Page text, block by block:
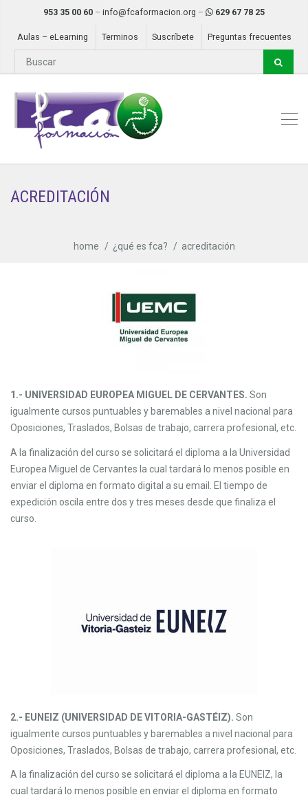
953 35 00 60 – info@fcaformacion.org – 629 67 78 25
Aulas – eLearning Terminos Suscríbete Preguntas frecuentes
ACREDITACIÓN
home ¿qué es fca? acreditación
1.- UNIVERSIDAD EUROPEA MIGUEL DE CERVANTES. Son
igualmente cursos puntuables y baremables a nivel nacional para
Oposiciones, Traslados, Bolsas de trabajo, carrera profesional, etc.
A la finalización del curso se solicitará el diploma a la Universidad
Europea Miguel de Cervantes la cual tardará lo menos posible en
enviar el diploma en formato digital a su email. El tiempo de
expedición oscila entre dos y tres meses desde que finaliza el
curso.
2.- EUNEIZ (UNIVERSIDAD DE VITORIA-GASTÉIZ). Son
igualmente cursos puntuables y baremables a nivel nacional para
Oposiciones, Traslados, Bolsas de trabajo, carrera profesional, etc.
A la finalización del curso se solicitará el diploma a la EUNEIZ, la
cual tardará lo menos posible en enviar el diploma en formato